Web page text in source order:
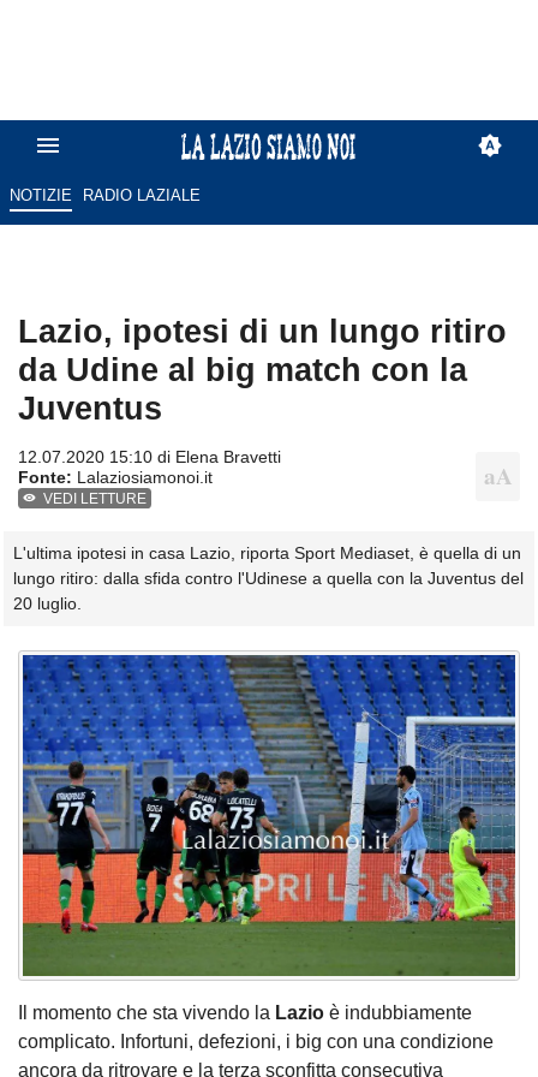
NOTIZIE RADIO LAZIALE
Lazio, ipotesi di un lungo ritiro
da Udine al big match con la
Juventus
12.07.2020 15:10 di Elena Bravetti
Fonte: Lalaziosiamonoi.it
VEDI LETTURE
L'ultima ipotesi in casa Lazio, riporta Sport Mediaset, è quella di un
lungo ritiro: dalla sfida contro l'Udinese a quella con la Juventus del
20 luglio.
Il momento che sta vivendo la Lazio è indubbiamente
complicato. Infortuni, defezioni, i big con una condizione
ancora da ritrovare e la terza sconfitta consecutiva